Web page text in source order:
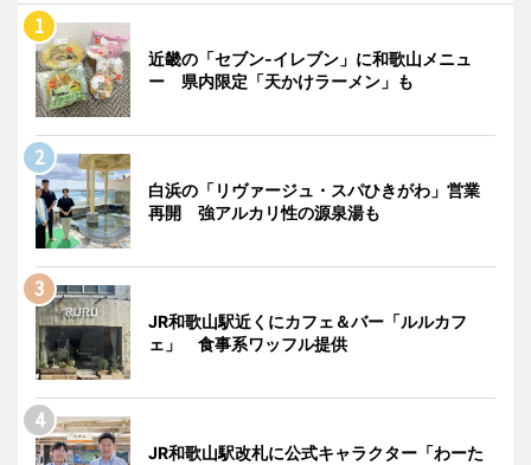
近畿の「セブン-イレブン」に和歌山メニュ
ー 県内限定「天かけラーメン」も
白浜の「リヴァージュ・スパひきがわ」営業
再開 強アルカリ性の源泉湯も
JR和歌山駅近くにカフェ＆バー「ルルカフ
ェ」 食事系ワッフル提供
JR和歌山駅改札に公式キャラクター「わーた